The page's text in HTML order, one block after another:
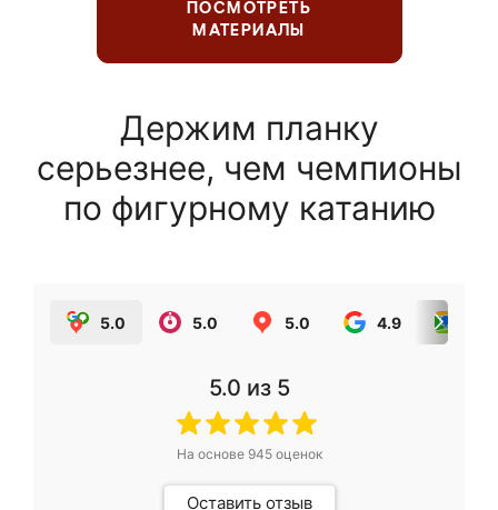
ПОСМОТРЕТЬ
МАТЕРИАЛЫ
Держим планку
серьезнее, чем чемпионы
по фигурному катанию
5.0 5.0 5.0 4.9
5.0 из 5
На основе 945оценок
Оставить отзыв